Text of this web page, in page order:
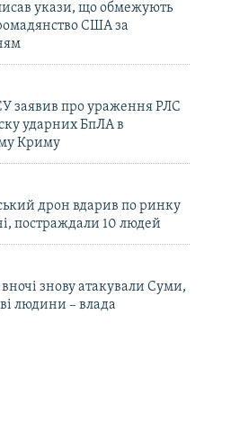
укази, що обмежують
США за
заявив про ураження РЛС
ударних БпЛА в
Криму
дрон вдарив по ринку
постраждали 10 людей
знову атакували Суми,
людини – влада